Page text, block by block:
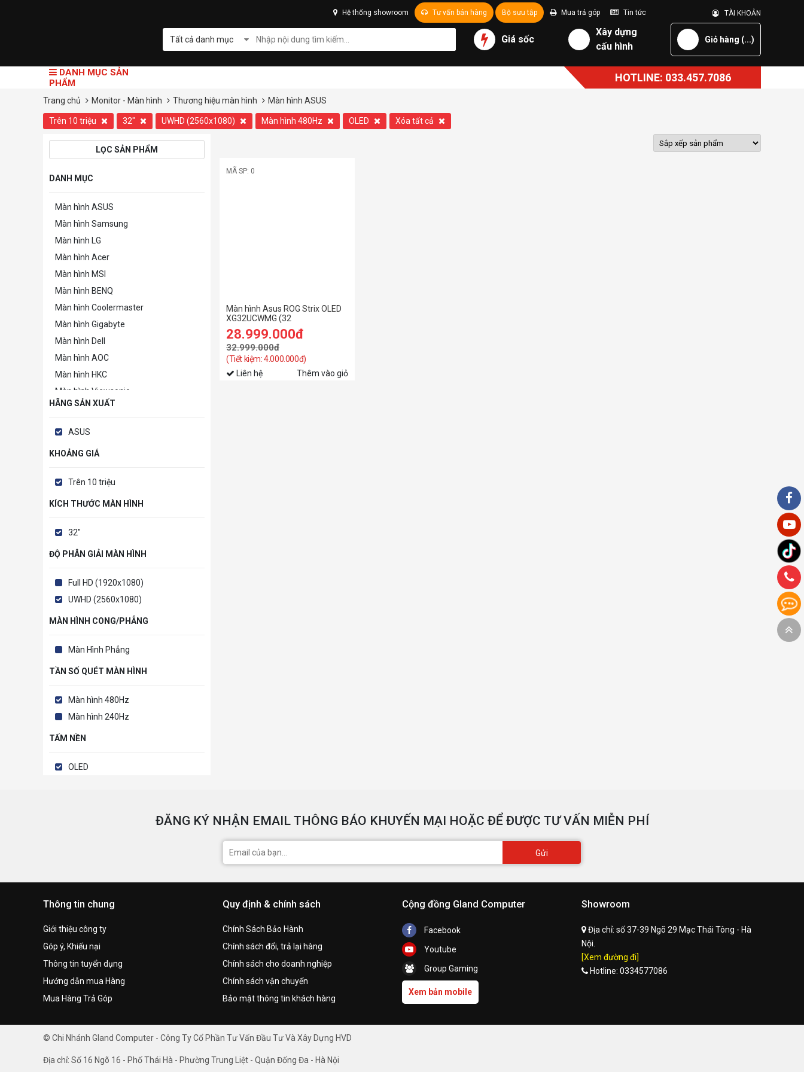
Hệ thống showroom Tư vấn bán hàng Bộ sưu tập Mua trả góp Tin tức TÀI KHOẢN
Tất cả danh mục Giá sốc
Xây dựng
cấu hình
Giỏ hàng (...)
DANH MỤC SẢN
PHẨM
HOTLINE: 033.457.7086
Trang chủ Monitor - Màn hình Thương hiệu màn hình Màn hình ASUS
Trên 10 triệu 32" UWHD (2560x1080) Màn hình 480Hz OLED Xóa tất cả
LỌC SẢN PHẨM
DANH MỤC
Màn hình ASUS
Màn hình Samsung
Màn hình LG
Màn hình Acer
Màn hình MSI
Màn hình BENQ
Màn hình Coolermaster
Màn hình Gigabyte
Màn hình Dell
Màn hình AOC
Màn hình HKC
Màn hình Viewsonic
Màn hình HP
HÃNG SẢN XUẤT
ASUS
KHOẢNG GIÁ
Trên 10 triệu
KÍCH THƯỚC MÀN HÌNH
32"
ĐỘ PHÂN GIẢI MÀN HÌNH
Full HD (1920x1080)
UWHD (2560x1080)
MÀN HÌNH CONG/PHẲNG
Màn Hình Phẳng
TẦN SỐ QUÉT MÀN HÌNH
Màn hình 480Hz
Màn hình 240Hz
TẤM NỀN
OLED
MÃ SP: 0
Màn hình Asus ROG Strix OLED
XG32UCWMG (32
inch/WOLED/UHD@240Hz &
FHD@480Hz/0.03ms)
28.999.000đ
32.999.000đ
(Tiết kiệm: 4.000.000đ)
Liên hệ Thêm vào giỏ
ĐĂNG KÝ NHẬN EMAIL THÔNG BÁO KHUYẾN MẠI HOẶC ĐỂ ĐƯỢC TƯ VẤN MIỄN PHÍ
Gửi
Thông tin chung
Giới thiệu công ty
Góp ý, Khiếu nại
Thông tin tuyển dụng
Hướng dẫn mua Hàng
Mua Hàng Trả Góp
Quy định & chính sách
Chính Sách Bảo Hành
Chính sách đổi, trả lại hàng
Chính sách cho doanh nghiệp
Chính sách vận chuyển
Bảo mật thông tin khách hàng
Cộng đồng Gland Computer
Facebook
Youtube
Group Gaming
Xem bản mobile
Showroom
Địa chỉ: số 37-39 Ngõ 29 Mạc Thái Tông - Hà
Nội.
[Xem đường đi]
Hotline: 0334577086
© Chi Nhánh Gland Computer - Công Ty Cổ Phần Tư Vấn Đầu Tư Và Xây Dựng HVD
Địa chỉ: Số 16 Ngõ 16 - Phố Thái Hà - Phường Trung Liệt - Quận Đống Đa - Hà Nội